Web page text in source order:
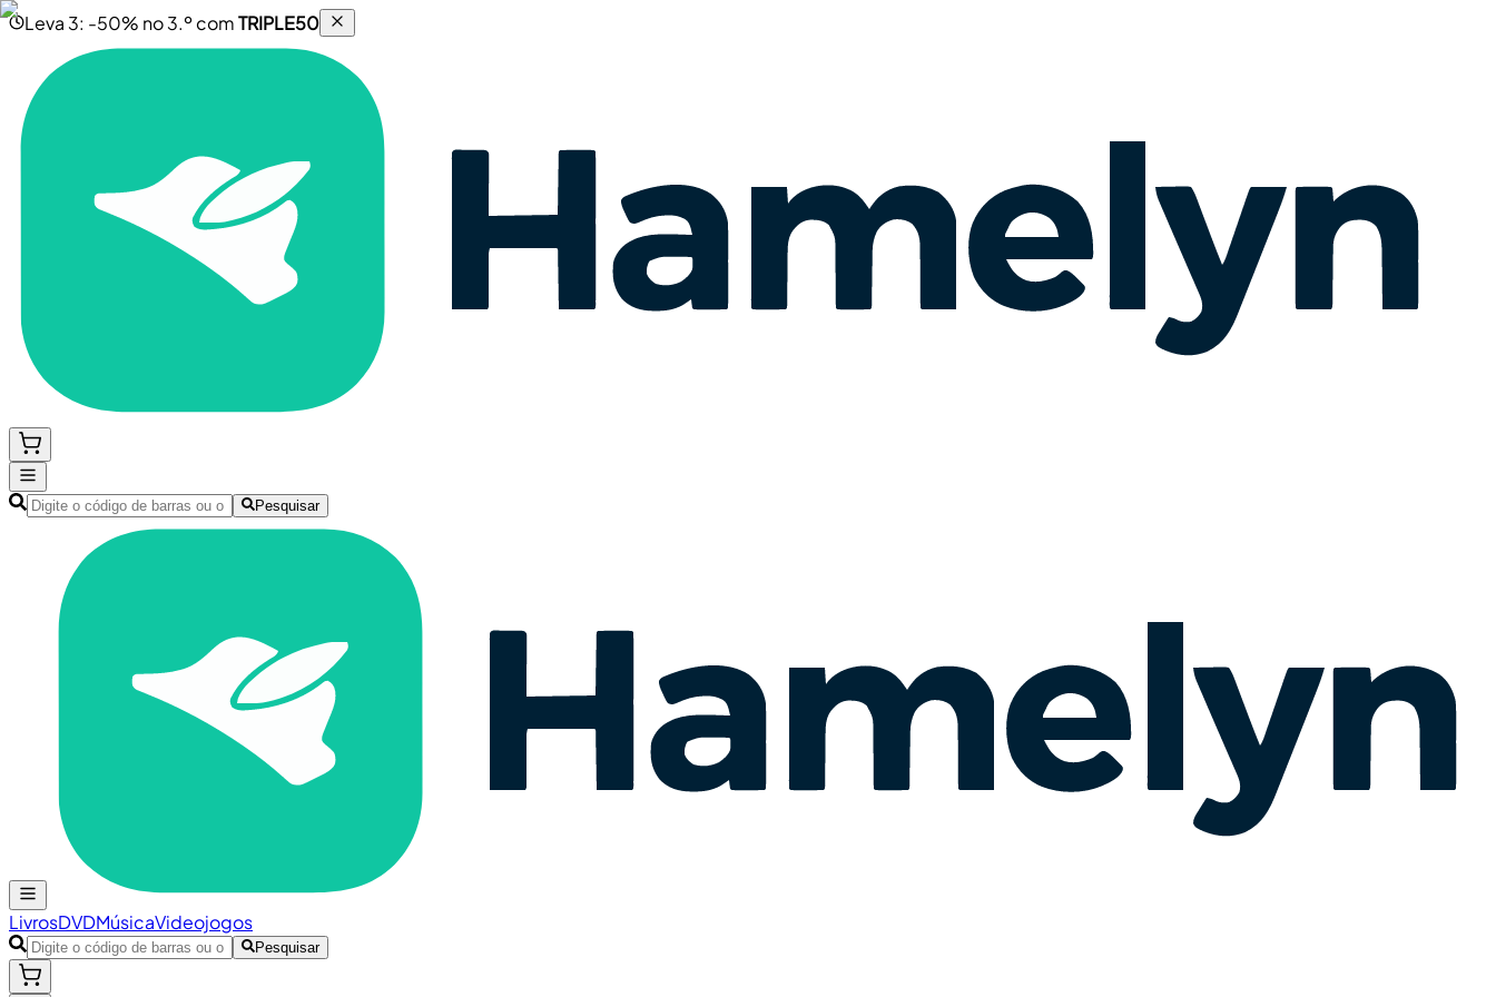
Leva 3: -50% no 3.º comTRIPLE50
Pesquisar
LivrosDVDMúsicaVideojogos
Pesquisar